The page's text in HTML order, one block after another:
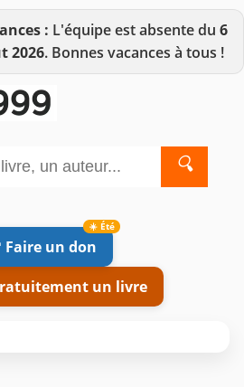
: L'équipe est absente du 6
2026. Bonnes vacances à tous !
🔍
Faire un don
un livre